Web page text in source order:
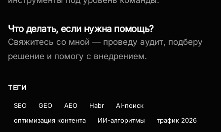
Что делать, если нужна помощь?
Свяжитесь со мной — проведу аудит, подберу
решение и помогу с внедрением.
ТЕГИ
SEO GEO AEO Habr
AI-поиск
оптимизация контента
ИИ-алгоритмы трафик 2026